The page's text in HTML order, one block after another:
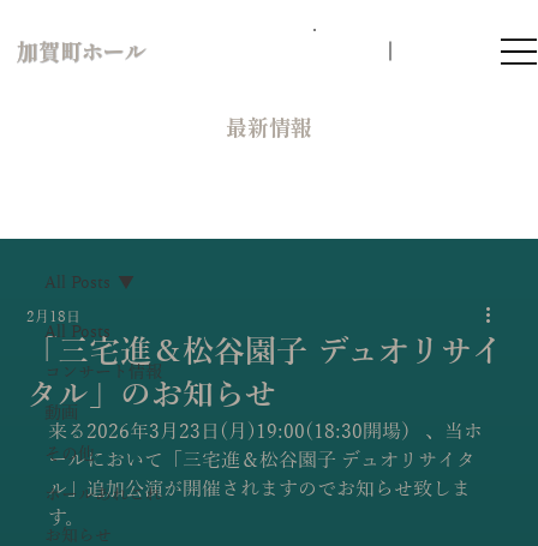
加賀町ホール
​最新情報
All Posts
コンサート情報
動画
その他
ホールあれこれ
お知らせ
All Posts
「三宅進＆松谷園子 デュオリサイ
タル」のお知らせ
2月18日
来る2026年3月23日(月)19:00(18:30開場） 、当ホ
ールにおいて「三宅進＆松谷園子 デュオリサイタ
ル」追加公演が開催されますのでお知らせ致しま
す。